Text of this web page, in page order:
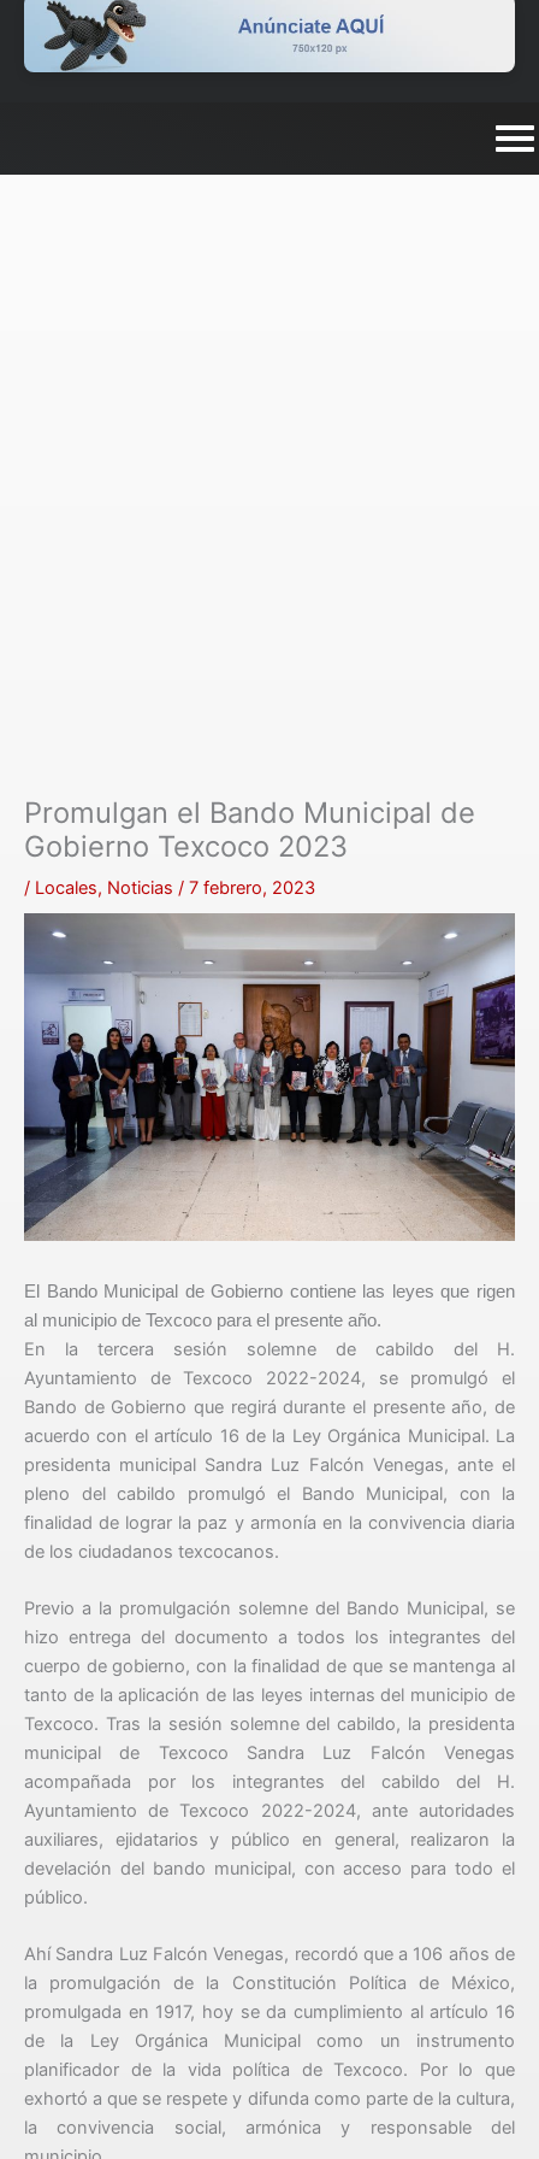
Promulgan el Bando Municipal de
Gobierno Texcoco 2023
/ Locales, Noticias / 7 febrero, 2023
El Bando Municipal de Gobierno contiene las leyes que rigen
al municipio de Texcoco para el presente año.
En la tercera sesión solemne de cabildo del H.
Ayuntamiento de Texcoco 2022-2024, se promulgó el
Bando de Gobierno que regirá durante el presente año, de
acuerdo con el artículo 16 de la Ley Orgánica Municipal. La
presidenta municipal Sandra Luz Falcón Venegas, ante el
pleno del cabildo promulgó el Bando Municipal, con la
finalidad de lograr la paz y armonía en la convivencia diaria
de los ciudadanos texcocanos.
Previo a la promulgación solemne del Bando Municipal, se
hizo entrega del documento a todos los integrantes del
cuerpo de gobierno, con la finalidad de que se mantenga al
tanto de la aplicación de las leyes internas del municipio de
Texcoco. Tras la sesión solemne del cabildo, la presidenta
municipal de Texcoco Sandra Luz Falcón Venegas
acompañada por los integrantes del cabildo del H.
Ayuntamiento de Texcoco 2022-2024, ante autoridades
auxiliares, ejidatarios y público en general, realizaron la
develación del bando municipal, con acceso para todo el
público.
Ahí Sandra Luz Falcón Venegas, recordó que a 106 años de
la promulgación de la Constitución Política de México,
promulgada en 1917, hoy se da cumplimiento al artículo 16
de la Ley Orgánica Municipal como un instrumento
planificador de la vida política de Texcoco. Por lo que
exhortó a que se respete y difunda como parte de la cultura,
la convivencia social, armónica y responsable del